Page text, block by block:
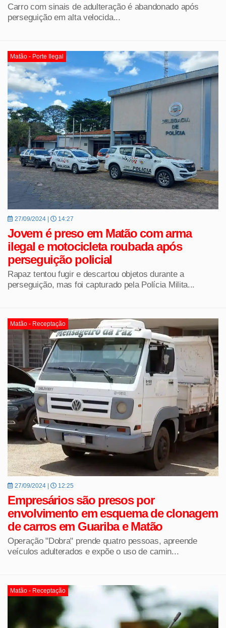
Carro com sinais de adulteração é abandonado após
perseguição em alta velocida...
Matão - Porte Ilegal
27/09/2024 | 14:27
Jovem é preso em Matão com arma
ilegal e motocicleta roubada após
perseguição policial
Rapaz tentou fugir e descartou objetos durante a
perseguição, mas foi capturado pela Polícia Milita...
Matão - Receptação
27/09/2024 | 12:25
Empresários são presos por
envolvimento em esquema de clonagem
de carros em Guariba e Matão
Operação "Dobra" prende quatro pessoas, apreende
veículos adulterados e expõe o uso de camin...
Matão - Receptação